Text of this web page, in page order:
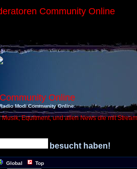
Community Online
Online
Modi Community Online.
Equitment, und allen News die mit
besucht haben!
Global Top